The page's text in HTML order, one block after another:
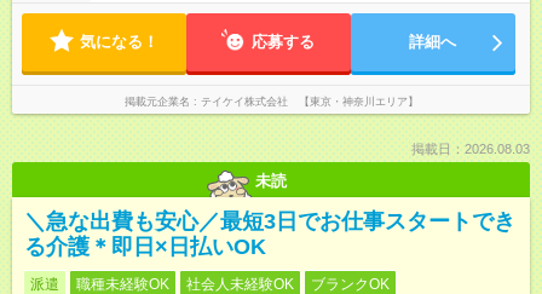
気になる！ 応募する 詳細へ
掲載元企業名 テイケイ株式会社 【東京・神奈川エリア】
掲載日：2026.08.03
未読
＼急な出費も安心／最短3日でお仕事スタートでき
る介護＊即日×日払いOK
派遣 職種未経験OK 社会人未経験OK
ブランクOK